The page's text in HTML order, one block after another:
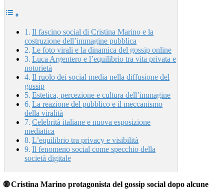
Il fascino social di Cristina Marino e la
costruzione dell’immagine pubblica
Le foto virali e la dinamica del gossip online
Luca Argentero e l’equilibrio tra vita privata e
notorietà
Il ruolo dei social media nella diffusione del
gossip
Estetica, percezione e cultura dell’immagine
La reazione del pubblico e il meccanismo
della viralità
Celebrità italiane e nuova esposizione
mediatica
L’equilibrio tra privacy e visibilità
Il fenomeno social come specchio della
società digitale
🌐 Cristina Marino protagonista del gossip social dopo alcune